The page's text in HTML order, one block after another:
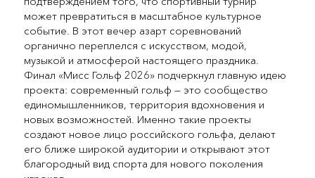
может превратиться в масштабное культурное
событие. В этот вечер азарт соревнований
органично переплелся с искусством, модой,
музыкой и атмосферой настоящего праздника.
Финал «Мисс Гольф 2026» подчеркнул главную идею
проекта: современный гольф — это сообщество
единомышленников, территория вдохновения и
новых возможностей. Именно такие проекты
создают новое лицо российского гольфа, делают
его ближе широкой аудитории и открывают этот
благородный вид спорта для нового поколения